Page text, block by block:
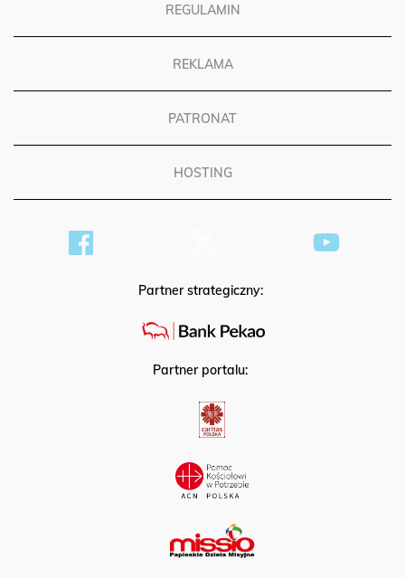
REGULAMIN
REKLAMA
PATRONAT
HOSTING
Partner strategiczny:
Partner portalu: